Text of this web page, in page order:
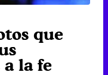
que
a la fe